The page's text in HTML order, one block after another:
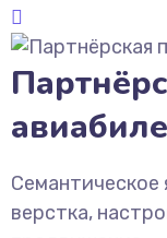
Семантическое
верстка,